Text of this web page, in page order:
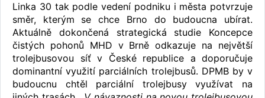
Linka 30 tak podle vedení podniku i města potvrzuje
směr, kterým se chce Brno do budoucna ubírat.
Aktuálně dokončená strategická studie Koncepce
čistých pohonů MHD v Brně odkazuje na největší
trolejbusovou síť v České republice a doporučuje
dominantní využití parciálních trolejbusů. DPMB by v
budoucnu chtěl parciální trolejbusy využívat na